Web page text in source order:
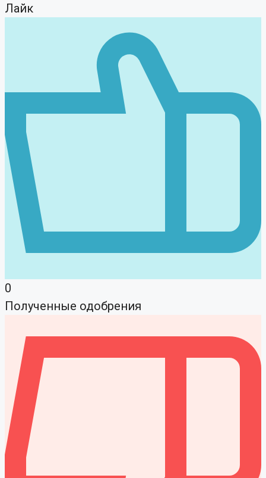
Лайк
0
Полученные одобрения